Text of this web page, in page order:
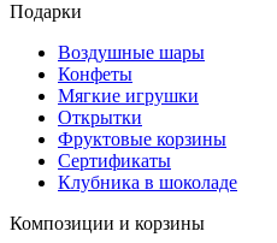
Подарки
Воздушные шары
Конфеты
Мягкие игрушки
Открытки
Фруктовые корзины
Сертификаты
Клубника в шоколаде
Композиции и корзины